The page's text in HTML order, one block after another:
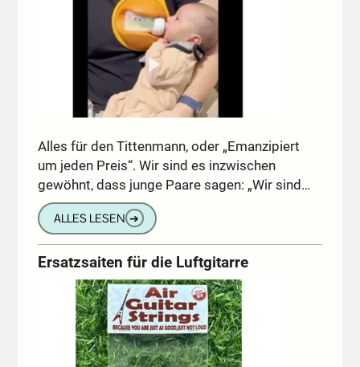
Alles für den Tittenmann, oder „Emanzipiert
um jeden Preis“. Wir sind es inzwischen
gewöhnt, dass junge Paare sagen: „Wir sind…
ALLES LESEN ➔
Ersatzsaiten für die Luftgitarre